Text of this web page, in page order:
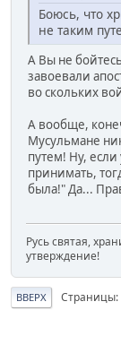
Боюсь, что
не таким
А Вы не
завоевали
во скольких
А вообще,
Мусульмане
путем! Ну,
принимать,
была!" Да...
Русь святая,
утверждение!
ВВЕРХ Страницы